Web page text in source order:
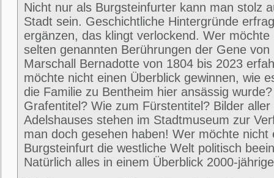
Nicht nur als Burgsteinfurter kann man stolz
Stadt sein. Geschichtliche Hintergründe
ergänzen, das klingt verlockend. Wer möchte
selten genannten Berührungen der Gene von
Marschall Bernadotte von 1804 bis 2023
möchte nicht einen Überblick gewinnen, wie
die Familie zu Bentheim hier ansässig
Grafentitel? Wie zum Fürstentitel? Bilder
Adelshauses stehen im Stadtmuseum zur
man doch gesehen haben! Wer möchte nicht
Burgsteinfurt die westliche Welt politisch
Natürlich alles in einem Überblick 2000-